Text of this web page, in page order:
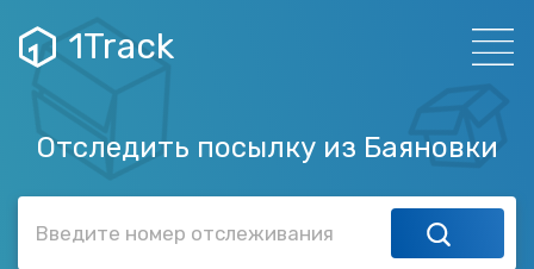
1Track
Отследить посылку из Баяновки